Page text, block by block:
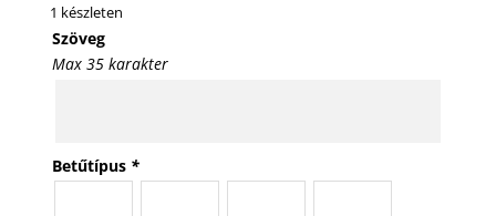
1 készleten
Szöveg
Max 35 karakter
Betűtípus *